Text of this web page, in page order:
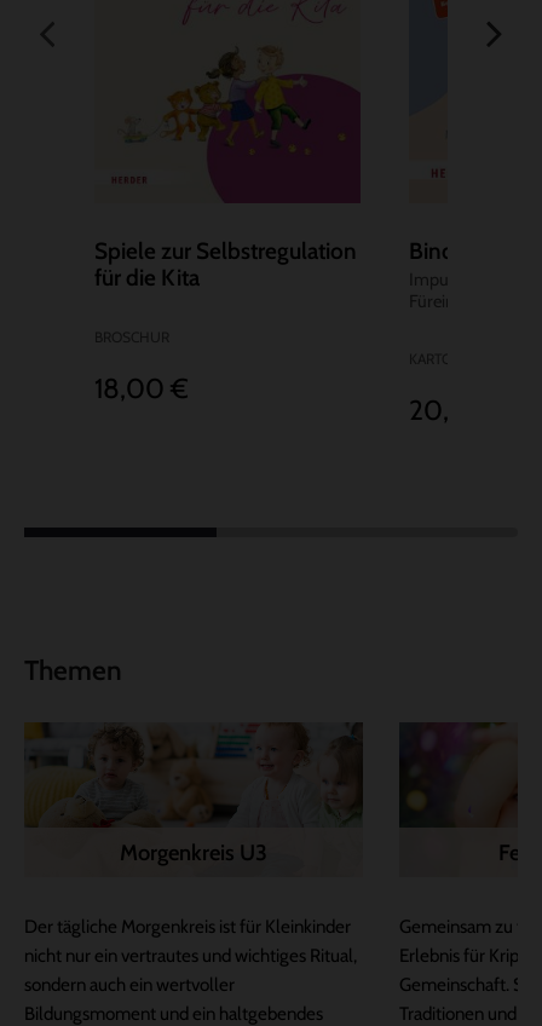
Spiele zur Selbstregulation
für die Kita
18,00 €
-Impulse für ein
Füreinander
20,00 €
Themen
Morgenkreis U3
Der tägliche Morgenkreis ist für Kleinkinder
nicht nur ein vertrautes und wichtiges Ritual,
sondern auch ein wertvoller
Bildungsmoment und ein haltgebendes
Gemeinsam zu
Erlebnis für
Gemeinschaft.
Traditionen und